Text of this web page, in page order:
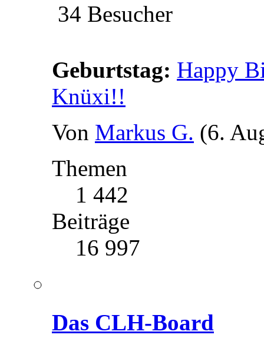
34 Besucher
Geburtstag: Happy
Knüxi!!
Von Markus G. (6.
Themen
1 442
Beiträge
16 997
Das CLH-Board